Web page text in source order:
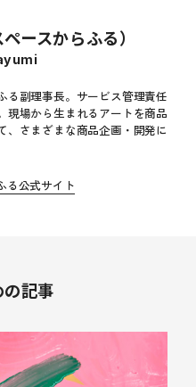
ースからふる）
る副理事長。サービス管理責任
現場から生まれるアートを商品
、さまざまな商品企画・開発に
る公式サイト
の記事